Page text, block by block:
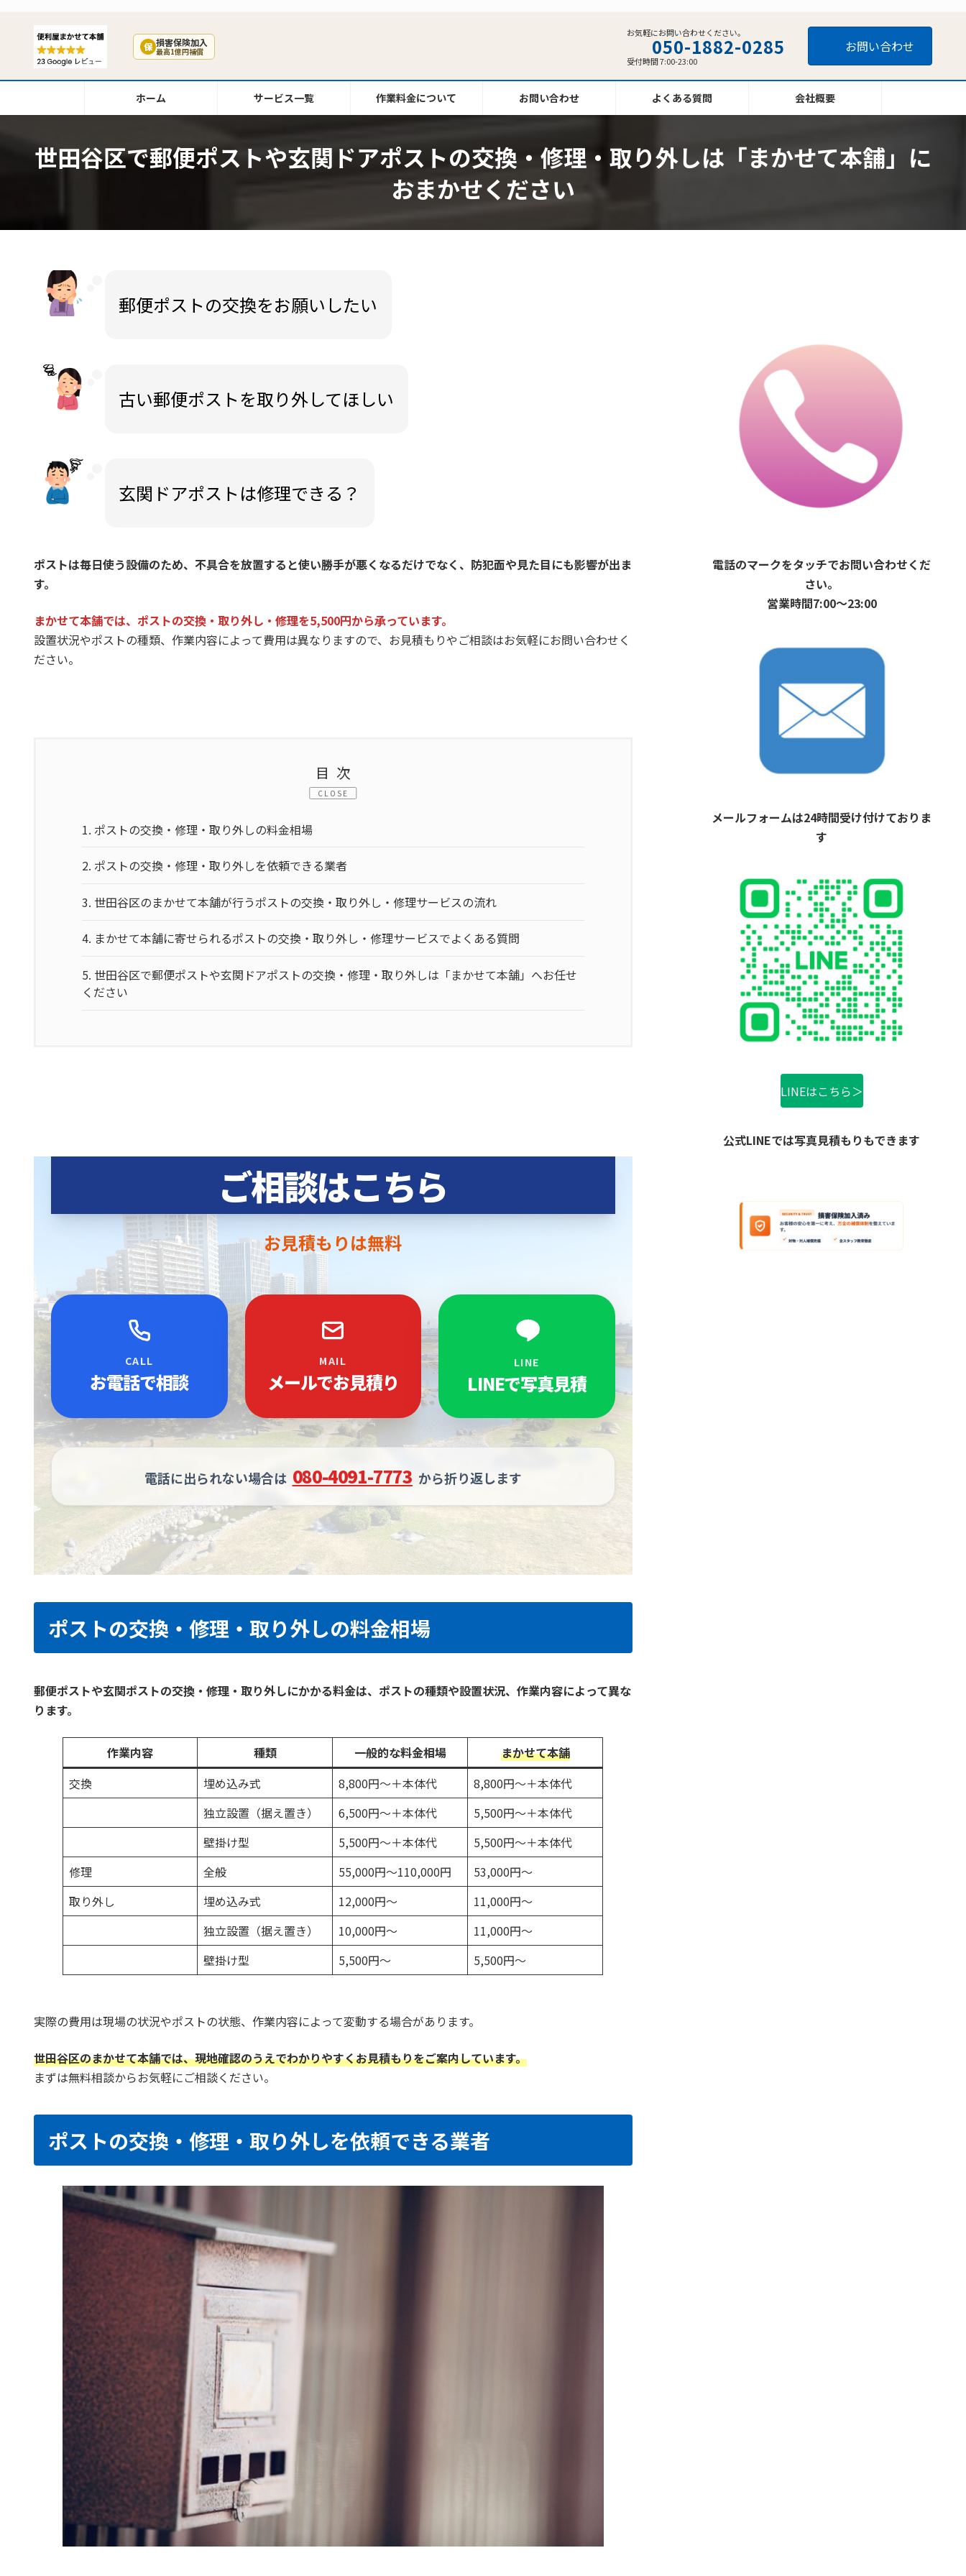
ツ
ス
シ
ン
保 損害保険加入
最高1億円補償
お気軽にお問い合わせください。
050-1882-0285
受付時間 7:00-23:00
お問い合わせ
ホーム サービス一覧 作業料金について お問い合わせ よくある質問 会社概要
世田谷区で郵便ポストや玄関ドアポストの交換・修理・取り外しは「まかせて本舗」に
おまかせください
郵便ポストの交換をお願いしたい
古い郵便ポストを取り外してほしい
玄関ドアポストは修理できる？
ポストは毎日使う設備のため、不具合を放置すると使い勝手が悪くなるだけでなく、防犯面や見た目にも影響が出ま
す。
まかせて本舗では、ポストの交換・取り外し・修理を5,500円から承っています。
設置状況やポストの種類、作業内容によって費用は異なりますので、お見積もりやご相談はお気軽にお問い合わせく
ださい。
目次
CLOSE
1. ポストの交換・修理・取り外しの料金相場
2. ポストの交換・修理・取り外しを依頼できる業者
3. 世田谷区のまかせて本舗が行うポストの交換・取り外し・修理サービスの流れ
4. まかせて本舗に寄せられるポストの交換・取り外し・修理サービスでよくある質問
5. 世田谷区で郵便ポストや玄関ドアポストの交換・修理・取り外しは「まかせて本舗」へお任せ
ください
ご相談はこちら
お見積もりは無料
CALL
お電話で相談
MAIL
メールでお見積り
LINE
LINEで写真見積
電話に出られない場合は 080-4091-7773 から折り返します
ポストの交換・修理・取り外しの料金相場
郵便ポストや玄関ポストの交換・修理・取り外しにかかる料金は、ポストの種類や設置状況、作業内容によって異な
ります。
作業内容 種類 一般的な料金相場
まかせて本舗
交換
埋め込み式 8,800円～＋本体代
8,800円～＋本体代
独立設置（据え置き）
6,500円～＋本体代
5,500円～＋本体代
壁掛け型
5,500円～＋本体代
5,500円～＋本体代
修理
全般 55,000円～110,000円
53,000円～
取り外し
埋め込み式 12,000円～
11,000円～
独立設置（据え置き）
10,000円～
11,000円～
壁掛け型
5,500円～ 5,500円～
実際の費用は現場の状況やポストの状態、作業内容によって変動する場合があります。
世田谷区のまかせて本舗では、現地確認のうえでわかりやすくお見積もりをご案内しています。
まずは無料相談からお気軽にご相談ください。
ポストの交換・修理・取り外しを依頼できる業者
電話のマークをタッチでお問い合わせくだ
さい。
営業時間7:00〜23:00
メールフォームは24時間受け付けておりま
す
LINEはこちら＞
公式LINEでは写真見積もりもできます